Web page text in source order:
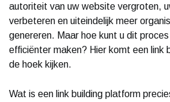
autoriteit van uw website vergroten,
verbeteren en uiteindelijk meer
genereren. Maar hoe kunt u dit
efficiënter maken? Hier komt een link
de hoek kijken.
Wat is een link building platform